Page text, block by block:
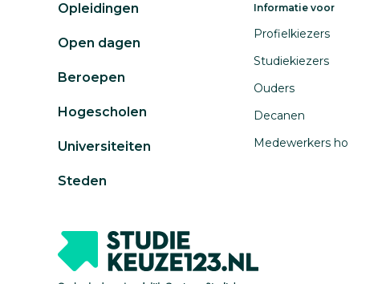
Opleidingen
Open dagen
Beroepen
Hogescholen
Universiteiten
Steden
Informatie voor
Profielkiezers
Studiekiezers
Ouders
Decanen
Medewerkers ho